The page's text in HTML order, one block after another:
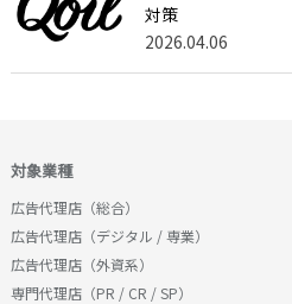
対策
2026.04.06
対象業種
広告代理店（総合）
広告代理店（デジタル / 専業）
広告代理店（外資系）
専門代理店（PR / CR / SP）